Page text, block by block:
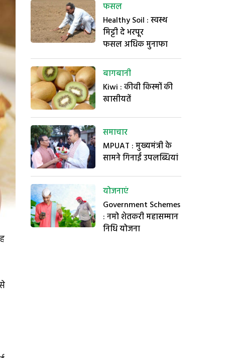
फसल
Healthy Soil : स्वस्थ
मिट्टी दे भरपूर
फसल अधिक मुनाफा
बागबानी
Kiwi : कीवी किस्मों की
खासीयतें
समाचार
MPUAT : मुख्यमंत्री के
सामने गिनाईं उपलब्धियां
योजनाएं
Government Schemes
: नमो शेतकरी महासम्मान
निधि योजना